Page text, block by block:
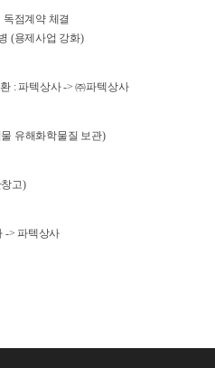
독점계약 체결
(용제사업 강화)
: 파텍상사 -> ㈜파텍상사
유해화학물질 보관)
고)
-> 파텍상사